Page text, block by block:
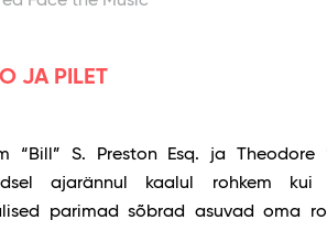
JA PILET
“Bill” S. Preston Esq. ja Theodore
ajarännul kaalul rohkem kui
parimad sõbrad asuvad oma